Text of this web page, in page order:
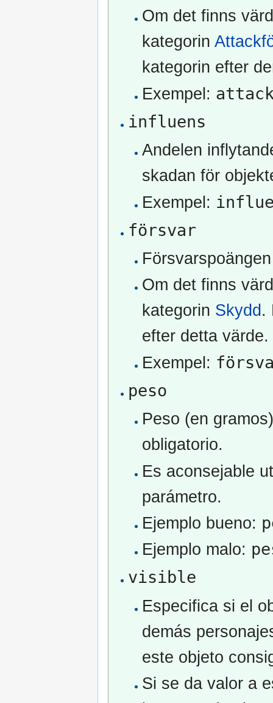
Om det finns
kategorin
kategorin efter
Exempel:
influens
Andelen
skadan för
Exempel:
försvar
Om det finns
kategorin Skydd .
efter detta värde.
Exempel:
peso
Peso (en
obligatorio.
Es aconsejable
parámetro.
Ejemplo bueno:
Ejemplo malo:
visible
Especifica si el
demás
este objeto
Si se da valor a